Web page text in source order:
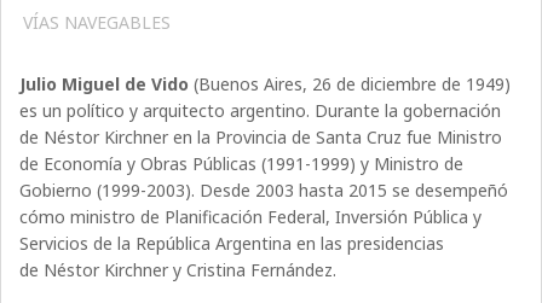
VÍAS NAVEGABLES
Julio Miguel de Vido (Buenos Aires, 26 de diciembre de 1949)
es un político y arquitecto argentino. Durante la gobernación
de Néstor Kirchner en la Provincia de Santa Cruz fue Ministro
de Economía y Obras Públicas (1991-1999) y Ministro de
Gobierno (1999-2003). Desde 2003 hasta 2015 se desempeñó
cómo ministro de Planificación Federal, Inversión Pública y
Servicios de la República Argentina en las presidencias
de Néstor Kirchner y Cristina Fernández.